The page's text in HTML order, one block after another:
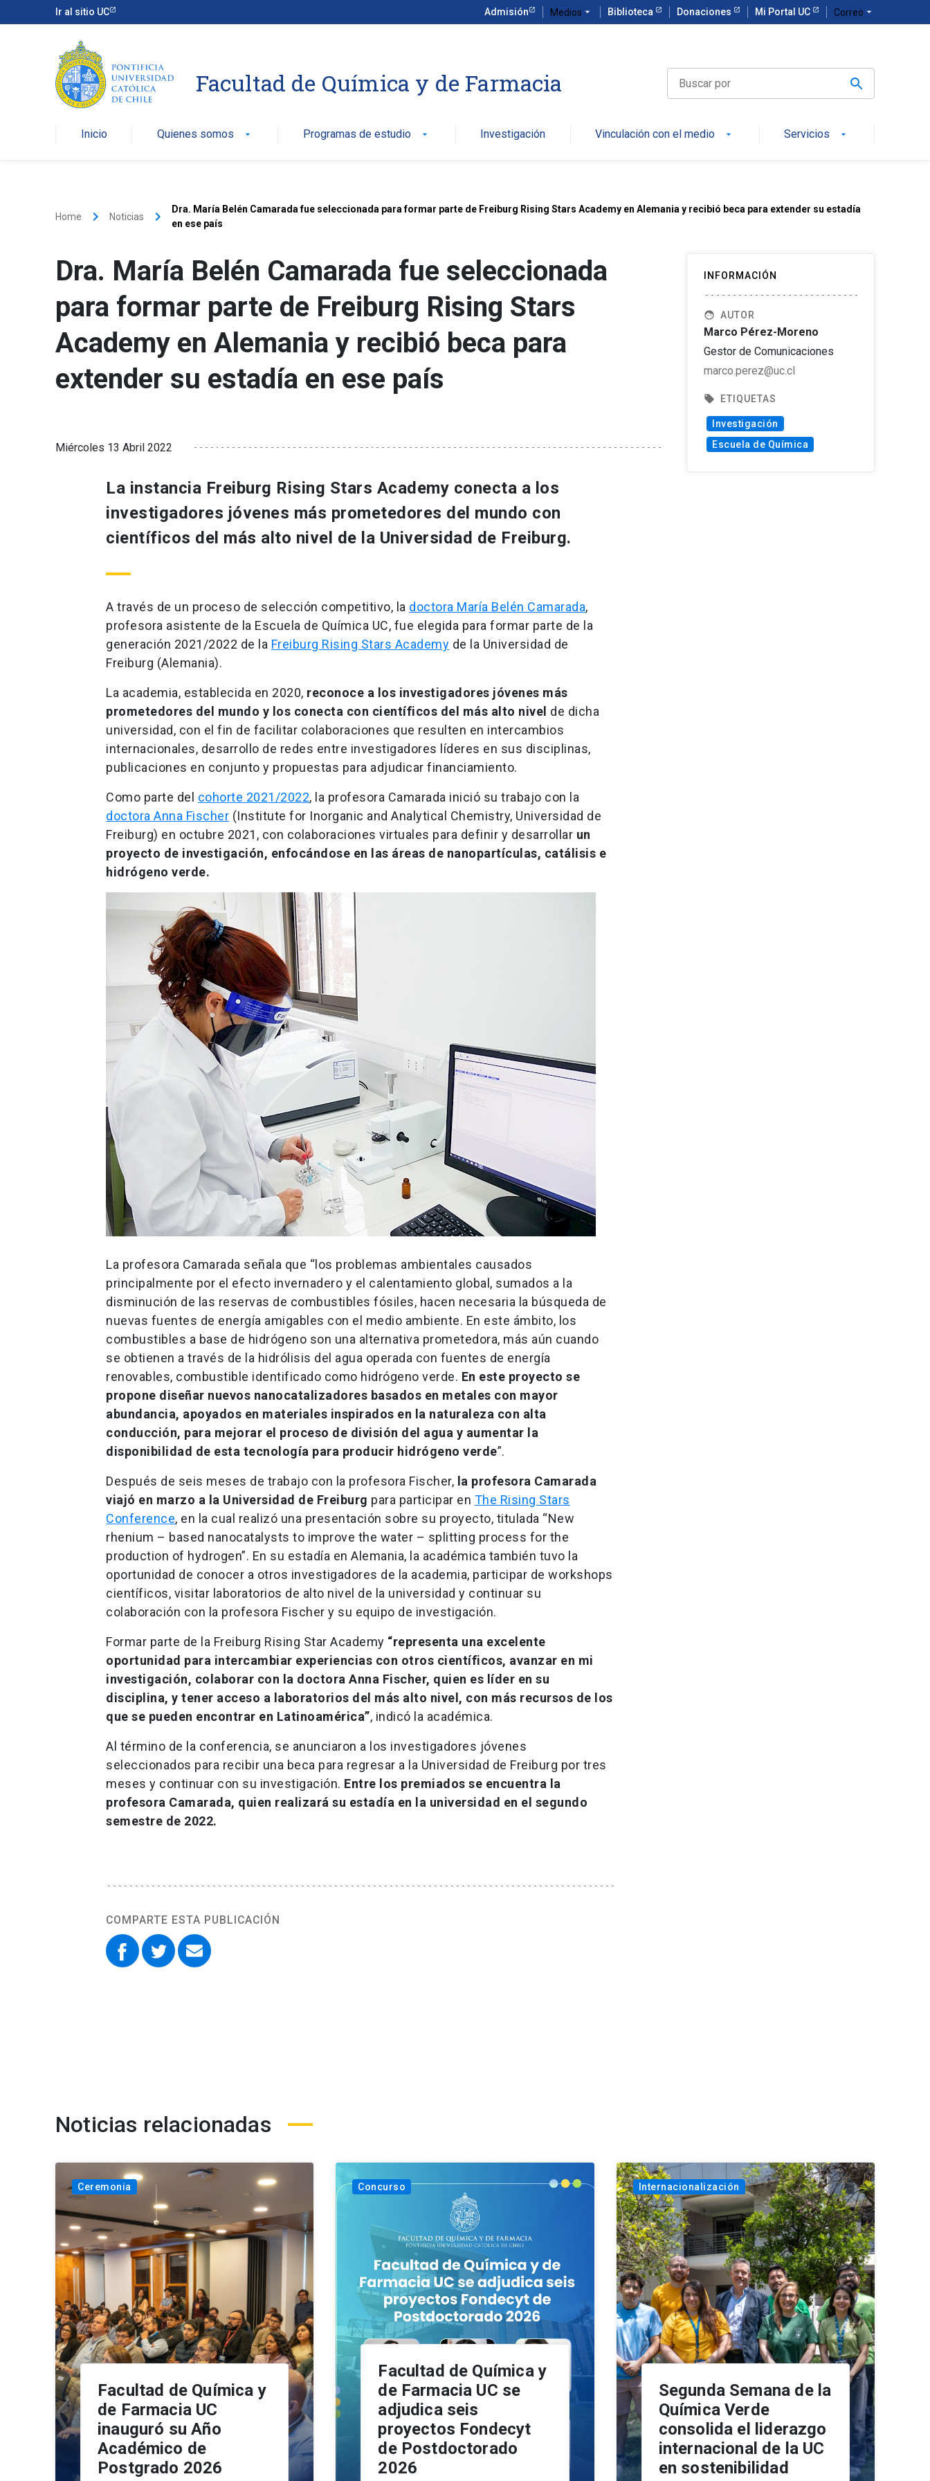
Ir al sitio UC Admisión Medios arrow_drop_down Biblioteca Donaciones Mi Portal UC Correo arrow_drop_down
Facultad de Química y de Farmacia
Inicio Quienes somos arrow_drop_down Programas de estudio arrow_drop_down Investigación Vinculación con el medio arrow_drop_down Servicios arrow_drop_down
Home keyboard_arrow_right Noticias keyboard_arrow_right
Dra. María Belén Camarada fue seleccionada para formar parte de Freiburg Rising Stars Academy en Alemania y recibió beca para extender su estadía
en ese país
Dra. María Belén Camarada fue seleccionada
para formar parte de Freiburg Rising Stars
Academy en Alemania y recibió beca para
extender su estadía en ese país
Miércoles 13 Abril 2022
La instancia Freiburg Rising Stars Academy conecta a los
investigadores jóvenes más prometedores del mundo con
científicos del más alto nivel de la Universidad de Freiburg.
A través de un proceso de selección competitivo, la doctora María Belén Camarada,
profesora asistente de la Escuela de Química UC, fue elegida para formar parte de la
generación 2021/2022 de la Freiburg Rising Stars Academy de la Universidad de
Freiburg (Alemania).
La academia, establecida en 2020, reconoce a los investigadores jóvenes más
prometedores del mundo y los conecta con científicos del más alto nivel de dicha
universidad, con el fin de facilitar colaboraciones que resulten en intercambios
internacionales, desarrollo de redes entre investigadores líderes en sus disciplinas,
publicaciones en conjunto y propuestas para adjudicar financiamiento.
Como parte del cohorte 2021/2022, la profesora Camarada inició su trabajo con la
doctora Anna Fischer (Institute for Inorganic and Analytical Chemistry, Universidad de
Freiburg) en octubre 2021, con colaboraciones virtuales para definir y desarrollar un
proyecto de investigación, enfocándose en las áreas de nanopartículas, catálisis e
hidrógeno verde.
La profesora Camarada señala que “los problemas ambientales causados
principalmente por el efecto invernadero y el calentamiento global, sumados a la
disminución de las reservas de combustibles fósiles, hacen necesaria la búsqueda de
nuevas fuentes de energía amigables con el medio ambiente. En este ámbito, los
combustibles a base de hidrógeno son una alternativa prometedora, más aún cuando
se obtienen a través de la hidrólisis del agua operada con fuentes de energía
renovables, combustible identificado como hidrógeno verde. En este proyecto se
propone diseñar nuevos nanocatalizadores basados en metales con mayor
abundancia, apoyados en materiales inspirados en la naturaleza con alta
conducción, para mejorar el proceso de división del agua y aumentar la
disponibilidad de esta tecnología para producir hidrógeno verde”.
Después de seis meses de trabajo con la profesora Fischer, la profesora Camarada
viajó en marzo a la Universidad de Freiburg para participar en The Rising Stars
Conference, en la cual realizó una presentación sobre su proyecto, titulada “New
rhenium – based nanocatalysts to improve the water – splitting process for the
production of hydrogen”. En su estadía en Alemania, la académica también tuvo la
oportunidad de conocer a otros investigadores de la academia, participar de workshops
científicos, visitar laboratorios de alto nivel de la universidad y continuar su
colaboración con la profesora Fischer y su equipo de investigación.
Formar parte de la Freiburg Rising Star Academy “representa una excelente
oportunidad para intercambiar experiencias con otros científicos, avanzar en mi
investigación, colaborar con la doctora Anna Fischer, quien es líder en su
disciplina, y tener acceso a laboratorios del más alto nivel, con más recursos de los
que se pueden encontrar en Latinoamérica”, indicó la académica.
Al término de la conferencia, se anunciaron a los investigadores jóvenes
seleccionados para recibir una beca para regresar a la Universidad de Freiburg por tres
meses y continuar con su investigación. Entre los premiados se encuentra la
profesora Camarada, quien realizará su estadía en la universidad en el segundo
semestre de 2022.
COMPARTE ESTA PUBLICACIÓN
INFORMACIÓN
face AUTOR
Marco Pérez-Moreno
Gestor de Comunicaciones
marco.perez@uc.cl
local_offer ETIQUETAS
Investigación
Escuela de Química
Noticias relacionadas
Ceremonia
Facultad de Química y
de Farmacia UC
inauguró su Año
Académico de
Postgrado 2026
Concurso
Facultad de Química y
de Farmacia UC se
adjudica seis
proyectos Fondecyt
de Postdoctorado
2026
Internacionalización
Segunda Semana de la
Química Verde
consolida el liderazgo
internacional de la UC
en sostenibilidad